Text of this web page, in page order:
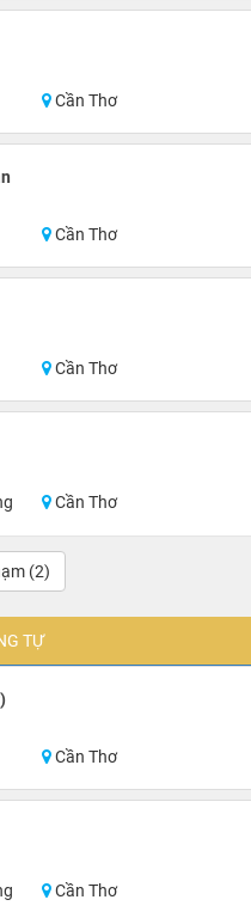
Cần Thơ
Cần Thơ
Cần Thơ
Cần Thơ
(2)
TỰ
Cần Thơ
Cần Thơ